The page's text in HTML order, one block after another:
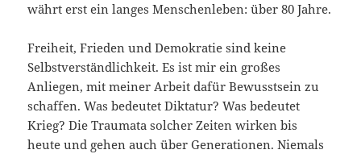
währt erst ein langes Menschenleben: über 80 Jahre.
Freiheit, Frieden und Demokratie sind keine
Selbstverständlichkeit. Es ist mir ein großes
Anliegen, mit meiner Arbeit dafür Bewusstsein zu
schaffen. Was bedeutet Diktatur? Was bedeutet
Krieg? Die Traumata solcher Zeiten wirken bis
heute und gehen auch über Generationen. Niemals